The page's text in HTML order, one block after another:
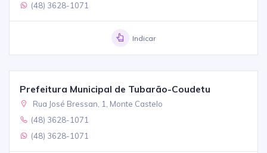
(48) 3628-1071
Indicar
Prefeitura Municipal de Tubarão-Coudetu
Rua José Bressan, 1, Monte Castelo
(48) 3628-1071
(48) 3628-1071